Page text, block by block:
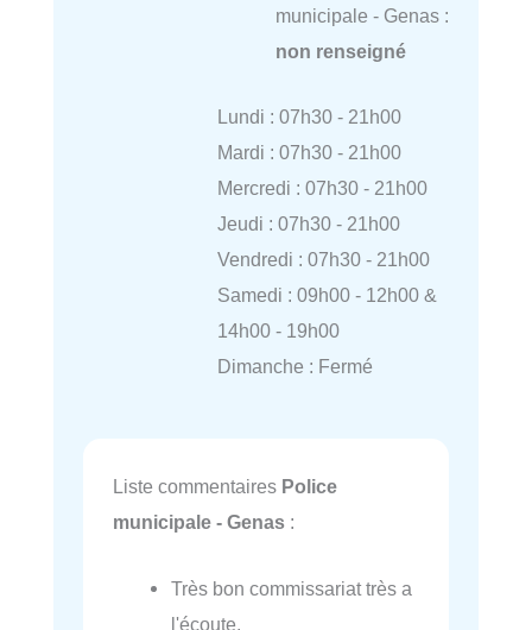
municipale - Genas :
non renseigné
Lundi : 07h30 - 21h00
Mardi : 07h30 - 21h00
Mercredi : 07h30 - 21h00
Jeudi : 07h30 - 21h00
Vendredi : 07h30 - 21h00
Samedi : 09h00 - 12h00 &
14h00 - 19h00
Dimanche : Fermé
Liste commentaires Police
municipale - Genas :
Très bon commissariat très a
l'écoute.